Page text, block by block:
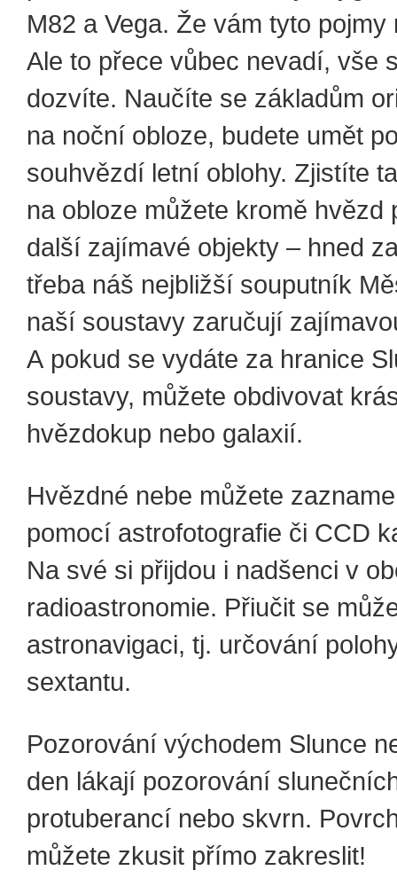
M82 a Vega. Že vám tyto
Ale to přece vůbec nevadí, vše
dozvíte. Naučíte se základům
na noční obloze, budete umět
souhvězdí letní oblohy. Zjistíte
na obloze můžete kromě hvězd
další zajímavé objekty – hned
třeba náš nejbližší souputník
naší soustavy zaručují
A pokud se vydáte za hranice
soustavy, můžete obdivovat
hvězdokup nebo galaxií.
Hvězdné nebe můžete
pomocí astrofotografie či CCD
Na své si přijdou i nadšenci v
radioastronomie. Přiučit se
astronavigaci, tj. určování
sextantu.
Pozorování východem Slunce
den lákají pozorování
protuberancí nebo skvrn.
můžete zkusit přímo zakreslit!